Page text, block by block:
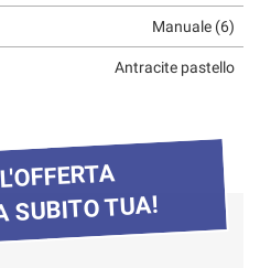
Manuale (6)
Antracite pastello
SUBITO TUA!